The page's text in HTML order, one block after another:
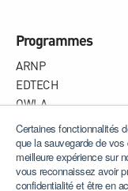
Programmes
ARNP
EDTECH
OWLA
WHISPA
Certaines fonctionnalités
que la sauvegarde de
meilleure expérience sur
vous reconnaissez avoir
confidentialité et être en